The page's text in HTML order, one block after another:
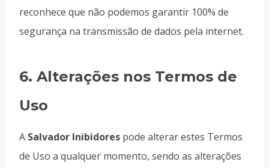
reconhece que não podemos garantir 100% de
segurança na transmissão de dados pela internet.
6. Alterações nos Termos de
Uso
A Salvador Inibidores pode alterar estes Termos
de Uso a qualquer momento, sendo as alterações